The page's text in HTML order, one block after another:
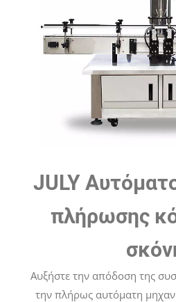
JULY
πλήρωσης
Αυξήστε την απόδοση της
την πλήρως αυτόματη